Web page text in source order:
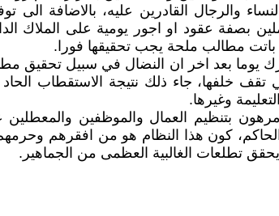
والرجال القادرين عليه، بالاضافة
بصفة عقود او اجور يومية على الملاك
باتت مطالب ملحة يجب تحقيقها فورا.
يوما بعد اخر ان النضال في سبيل تحقيق
تقف خلفها، جاء ذلك نتيجة الاستقطاب
وغيرها.
مرهون بتنظيم العمال والموظفين
كون هذا النظام هو من افقرهم
تطلعات الغالبية العظمى من الجماهير.